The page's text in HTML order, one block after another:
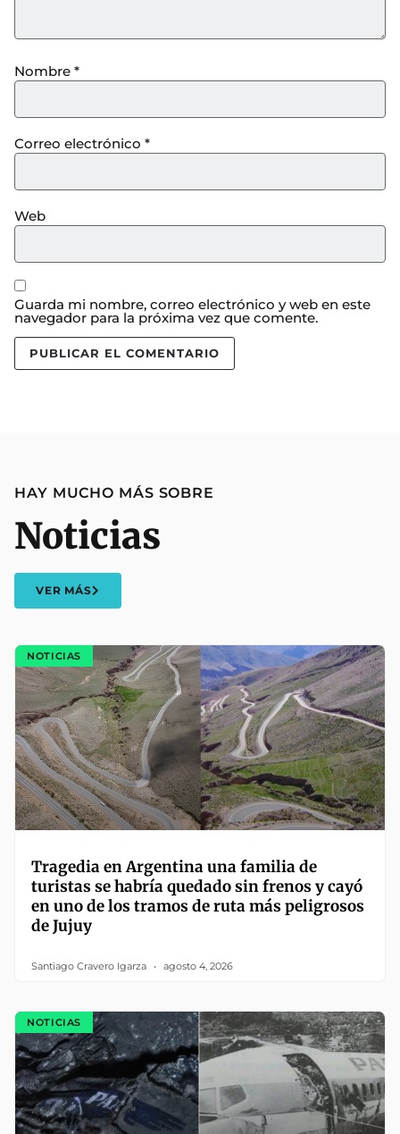
Nombre *
Correo electrónico *
Web
Guarda mi nombre, correo electrónico y web en este
navegador para la próxima vez que comente.
HAY MUCHO MÁS SOBRE
Noticias
VER MÁS
NOTICIAS
Tragedia en Argentina una familia de
turistas se habría quedado sin frenos y cayó
en uno de los tramos de ruta más peligrosos
de Jujuy
Santiago Cravero Igarza agosto 4, 2026
NOTICIAS